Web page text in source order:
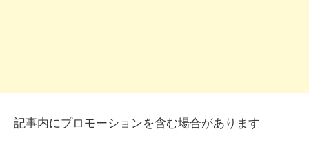
記事内にプロモーションを含む場合があります